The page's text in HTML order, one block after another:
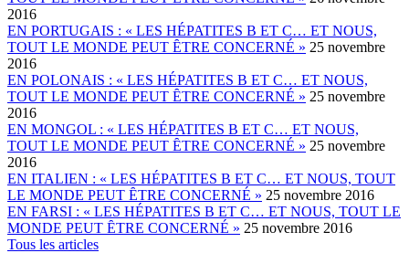
2016
EN PORTUGAIS : « LES HÉPATITES B ET C… ET NOUS,
TOUT LE MONDE PEUT ȆTRE CONCERNÉ » 25 novembre
2016
EN POLONAIS : « LES HÉPATITES B ET C… ET NOUS,
TOUT LE MONDE PEUT ȆTRE CONCERNÉ » 25 novembre
2016
EN MONGOL : « LES HÉPATITES B ET C… ET NOUS,
TOUT LE MONDE PEUT ȆTRE CONCERNÉ » 25 novembre
2016
EN ITALIEN : « LES HÉPATITES B ET C… ET NOUS, TOUT
LE MONDE PEUT ȆTRE CONCERNÉ » 25 novembre 2016
EN FARSI : « LES HÉPATITES B ET C… ET NOUS, TOUT LE
MONDE PEUT ȆTRE CONCERNÉ » 25 novembre 2016
Tous les articles